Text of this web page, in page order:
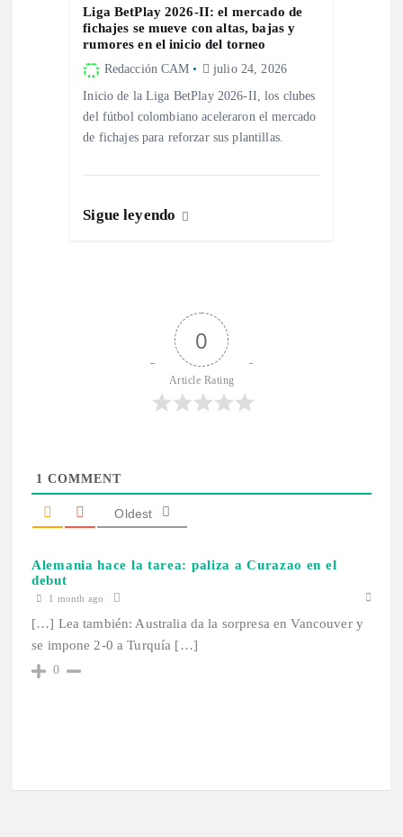
Liga BetPlay 2026-II: el mercado de
fichajes se mueve con altas, bajas y
rumores en el inicio del torneo
Redacción CAM julio 24, 2026
Inicio de la Liga BetPlay 2026-II, los clubes
del fútbol colombiano aceleraron el mercado
de fichajes para reforzar sus plantillas.
Sigue leyendo
0
Article Rating
1 COMMENT
Oldest
Alemania hace la tarea: paliza a Curazao en el
debut
1 month ago
[…] Lea también: Australia da la sorpresa en Vancouver y
se impone 2-0 a Turquía […]
0